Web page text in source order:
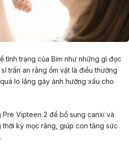
tình trạng của Bim như những gì đọc
trấn an rằng ốm vặt là điều thường
lo lắng gây ảnh hưởng xấu cho
Vipteen 2 để bổ sung canxi và
kỳ mọc răng, giúp con tăng sức